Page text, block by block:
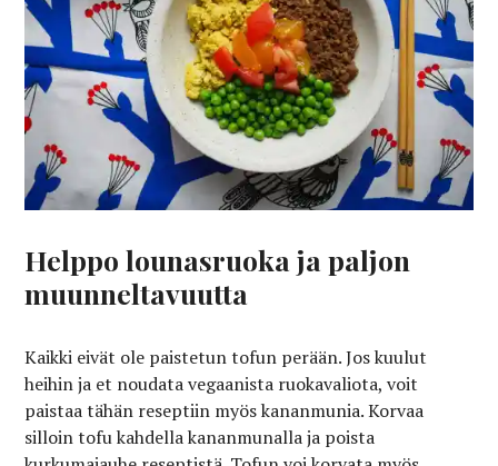
Helppo lounasruoka ja paljon
muunneltavuutta
Kaikki eivät ole paistetun tofun perään. Jos kuulut
heihin ja et noudata vegaanista ruokavaliota, voit
paistaa tähän reseptiin myös kananmunia. Korvaa
silloin tofu kahdella kananmunalla ja poista